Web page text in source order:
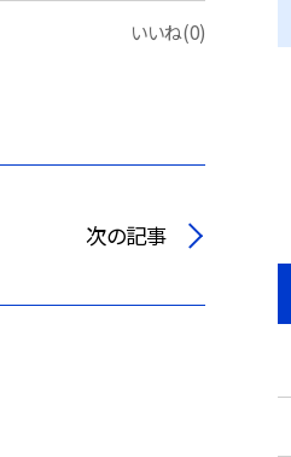
いいね(0)
次の記事